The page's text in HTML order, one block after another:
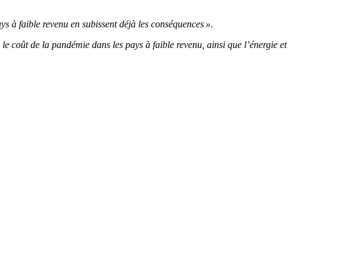
à faible revenu en subissent déjà les conséquences ».
coût de la pandémie dans les pays à faible revenu, ainsi que l’énergie et